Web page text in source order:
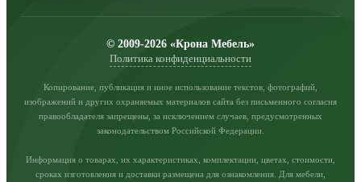
© 2009-2026 «Крона Мебель»
Политика конфиденциальности
Копирование, публикация и иное использование текстов, фотографий,
изображений и других охраняемых материалов сайта без письменного согласия
правообладателя запрещены, за исключением случаев, предусмотренных
законодательством Российской Федерации.
Информация о товарах, их характеристиках, комплектации, цветах, стоимости,
сроках изготовления и доставки размещена для ознакомления. Для мебели,